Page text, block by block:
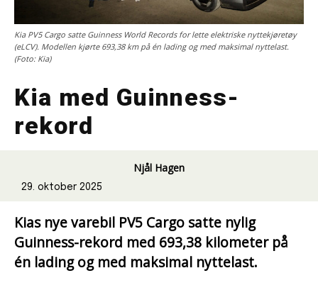
Kia PV5 Cargo satte Guinness World Records for lette elektriske nyttekjøretøy
(eLCV). Modellen kjørte 693,38 km på én lading og med maksimal nyttelast.
(Foto: Kia)
Kia med Guinness-
rekord
Njål Hagen
29. oktober 2025
Kias nye varebil PV5 Cargo satte nylig
Guinness-rekord med 693,38 kilometer på
én lading og med maksimal nyttelast.